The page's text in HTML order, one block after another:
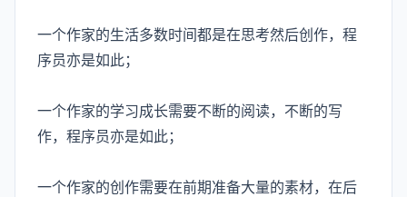
一个作家的生活多数时间都是在思考然后创作，程
序员亦是如此；
一个作家的学习成长需要不断的阅读，不断的写
作，程序员亦是如此；
一个作家的创作需要在前期准备大量的素材，在后